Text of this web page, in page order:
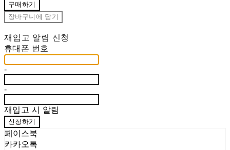
구매하기
장바구니에 담기
재입고 알림 신청
휴대폰 번호
-
-
재입고 시 알림
신청하기
페이스북
카카오톡